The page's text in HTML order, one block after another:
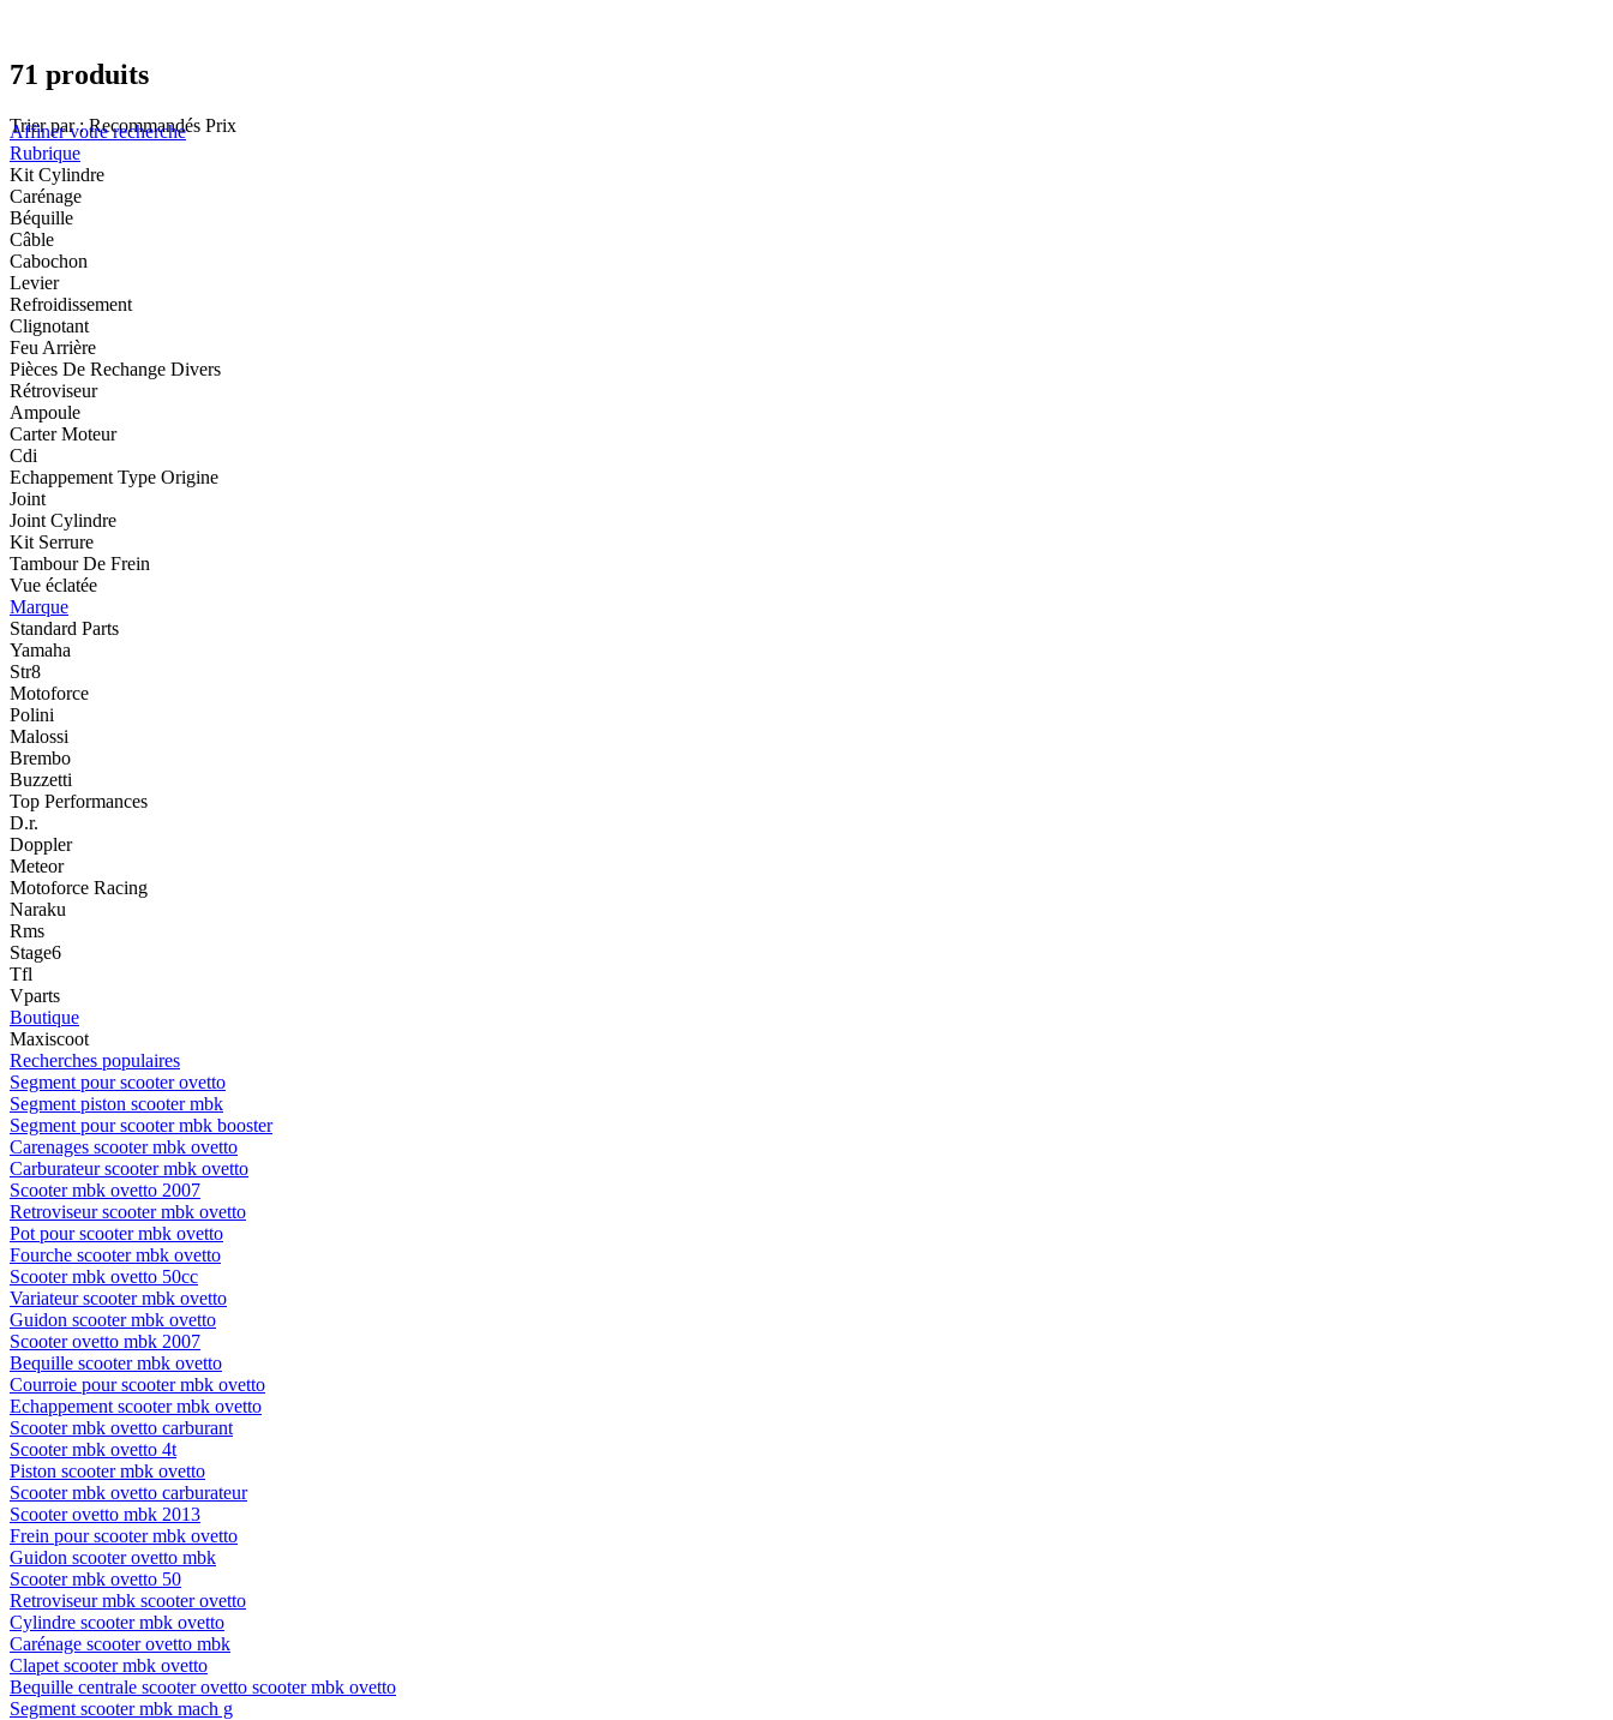
71 produits
Trier par : Recommandés Prix
Affiner votre recherche
Rubrique
Kit Cylindre
Carénage
Béquille
Câble
Cabochon
Levier
Refroidissement
Clignotant
Feu Arrière
Pièces De Rechange Divers
Rétroviseur
Ampoule
Carter Moteur
Cdi
Echappement Type Origine
Joint
Joint Cylindre
Kit Serrure
Tambour De Frein
Vue éclatée
Marque
Standard Parts
Yamaha
Str8
Motoforce
Polini
Malossi
Brembo
Buzzetti
Top Performances
D.r.
Doppler
Meteor
Motoforce Racing
Naraku
Rms
Stage6
Tfl
Vparts
Boutique
Maxiscoot
Recherches populaires
Segment pour scooter ovetto
Segment piston scooter mbk
Segment pour scooter mbk booster
Carenages scooter mbk ovetto
Carburateur scooter mbk ovetto
Scooter mbk ovetto 2007
Retroviseur scooter mbk ovetto
Pot pour scooter mbk ovetto
Fourche scooter mbk ovetto
Scooter mbk ovetto 50cc
Variateur scooter mbk ovetto
Guidon scooter mbk ovetto
Scooter ovetto mbk 2007
Bequille scooter mbk ovetto
Courroie pour scooter mbk ovetto
Echappement scooter mbk ovetto
Scooter mbk ovetto carburant
Scooter mbk ovetto 4t
Piston scooter mbk ovetto
Scooter mbk ovetto carburateur
Scooter ovetto mbk 2013
Frein pour scooter mbk ovetto
Guidon scooter ovetto mbk
Scooter mbk ovetto 50
Retroviseur mbk scooter ovetto
Cylindre scooter mbk ovetto
Carénage scooter ovetto mbk
Clapet scooter mbk ovetto
Bequille centrale scooter ovetto scooter mbk ovetto
Segment scooter mbk mach g